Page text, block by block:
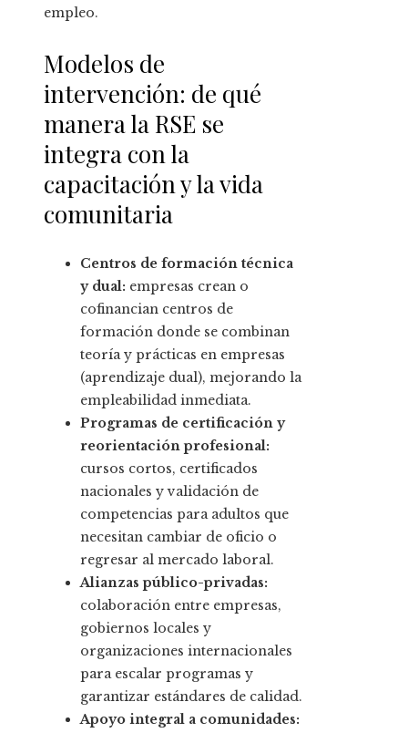
empleo.
Modelos de
intervención: de qué
manera la RSE se
integra con la
capacitación y la vida
comunitaria
Centros de formación técnica
y dual: empresas crean o
cofinancian centros de
formación donde se combinan
teoría y prácticas en empresas
(aprendizaje dual), mejorando la
empleabilidad inmediata.
Programas de certificación y
reorientación profesional:
cursos cortos, certificados
nacionales y validación de
competencias para adultos que
necesitan cambiar de oficio o
regresar al mercado laboral.
Alianzas público-privadas:
colaboración entre empresas,
gobiernos locales y
organizaciones internacionales
para escalar programas y
garantizar estándares de calidad.
Apoyo integral a comunidades: